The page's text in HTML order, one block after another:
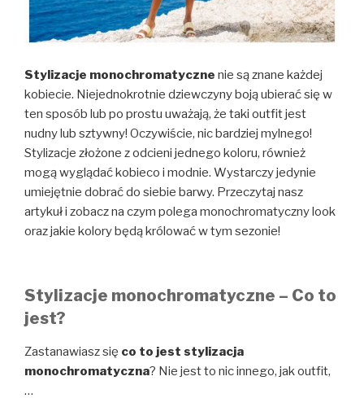
Stylizacje monochromatyczne nie są znane każdej
kobiecie. Niejednokrotnie dziewczyny boją ubierać się w
ten sposób lub po prostu uważają, że taki outfit jest
nudny lub sztywny! Oczywiście, nic bardziej mylnego!
Stylizacje złożone z odcieni jednego koloru, również
mogą wyglądać kobieco i modnie. Wystarczy jedynie
umiejętnie dobrać do siebie barwy. Przeczytaj nasz
artykuł i zobacz na czym polega monochromatyczny look
oraz jakie kolory będą królować w tym sezonie!
Stylizacje monochromatyczne – Co to
jest?
Zastanawiasz się co to jest stylizacja
monochromatyczna? Nie jest to nic innego, jak outfit,
…